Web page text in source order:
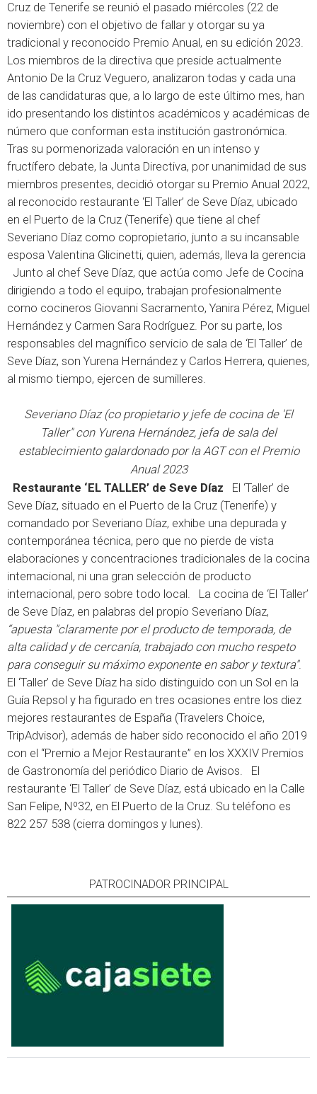
Cruz de Tenerife se reunió el pasado miércoles (22 de
noviembre) con el objetivo de fallar y otorgar su ya
tradicional y reconocido Premio Anual, en su edición 2023.
Los miembros de la directiva que preside actualmente
Antonio De la Cruz Veguero, analizaron todas y cada una
de las candidaturas que, a lo largo de este último mes, han
ido presentando los distintos académicos y académicas de
número que conforman esta institución gastronómica.
Tras su pormenorizada valoración en un intenso y
fructífero debate, la Junta Directiva, por unanimidad de sus
miembros presentes, decidió otorgar su Premio Anual 2022,
al reconocido restaurante ‘El Taller’ de Seve Díaz, ubicado
en el Puerto de la Cruz (Tenerife) que tiene al chef
Severiano Díaz como copropietario, junto a su incansable
esposa Valentina Glicinetti, quien, además, lleva la gerencia
Junto al chef Seve Díaz, que actúa como Jefe de Cocina
dirigiendo a todo el equipo, trabajan profesionalmente
como cocineros Giovanni Sacramento, Yanira Pérez, Miguel
Hernández y Carmen Sara Rodríguez. Por su parte, los
responsables del magnífico servicio de sala de ‘El Taller’ de
Seve Díaz, son Yurena Hernández y Carlos Herrera, quienes,
al mismo tiempo, ejercen de sumilleres.
Severiano Díaz (co propietario y jefe de cocina de 'El
Taller" con Yurena Hernández, jefa de sala del
establecimiento galardonado por la AGT con el Premio
Anual 2023
Restaurante ‘EL TALLER’ de Seve Díaz El ‘Taller’ de
Seve Díaz, situado en el Puerto de la Cruz (Tenerife) y
comandado por Severiano Díaz, exhibe una depurada y
contemporánea técnica, pero que no pierde de vista
elaboraciones y concentraciones tradicionales de la cocina
internacional, ni una gran selección de producto
internacional, pero sobre todo local. La cocina de ‘El Taller’
de Seve Díaz, en palabras del propio Severiano Díaz,
“apuesta "claramente por el producto de temporada, de
alta calidad y de cercanía, trabajado con mucho respeto
para conseguir su máximo exponente en sabor y textura".
El ‘Taller’ de Seve Díaz ha sido distinguido con un Sol en la
Guía Repsol y ha figurado en tres ocasiones entre los diez
mejores restaurantes de España (Travelers Choice,
TripAdvisor), además de haber sido reconocido el año 2019
con el “Premio a Mejor Restaurante” en los XXXIV Premios
de Gastronomía del periódico Diario de Avisos. El
restaurante ‘El Taller’ de Seve Díaz, está ubicado en la Calle
San Felipe, Nº32, en El Puerto de la Cruz. Su teléfono es
822 257 538 (cierra domingos y lunes).
PATROCINADOR PRINCIPAL